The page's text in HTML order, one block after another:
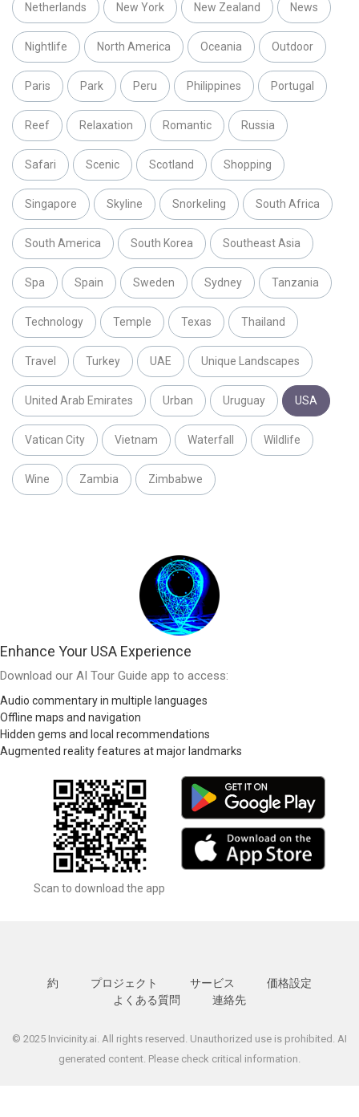
Netherlands New York New Zealand News
Nightlife North America Oceania Outdoor
Paris Park Peru Philippines Portugal
Reef Relaxation Romantic Russia
Safari Scenic Scotland Shopping
Singapore Skyline Snorkeling South Africa
South America South Korea Southeast Asia
Spa Spain Sweden Sydney Tanzania
Technology Temple Texas Thailand
Travel Turkey UAE Unique Landscapes
United Arab Emirates Urban Uruguay USA
Vatican City Vietnam Waterfall Wildlife
Wine Zambia Zimbabwe
Enhance Your USA Experience
Download our AI Tour Guide app to access:
Audio commentary in multiple languages
Offline maps and navigation
Hidden gems and local recommendations
Augmented reality features at major landmarks
Scan to download the app
約 プロジェクト サービス
価格設定
よくある質問
連絡先
© 2025 Invicinity.ai. All rights reserved. Unauthorized use is prohibited. AI
generated content. Please check critical information.